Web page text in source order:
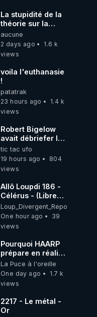
La stupidité de la
théorie sur la
responsabilité de
l’homme
concernant le
carbone.
aucune
2 days ago
1.6 k
views
voila l'euthanasie
!
patatrak
23 hours ago
1.4 k
views
Robert Bigelow
avait débriefer le
pédophile
génocidaire de
donald j trump
tic tac ufo
19 hours ago
804
views
Allô Loupdi 186 -
Célérus - (Libre
Antenne) - Loup
Divergent
2026.08.06
Loup_Divergent_Reposts
One hour ago
39
views
Pourquoi HAARP
prépare en réalité
un CHAOS
climatique, on
répond
La Puce à l'oreille
One day ago
1.7 k
views
2217 - Le métal -
Or